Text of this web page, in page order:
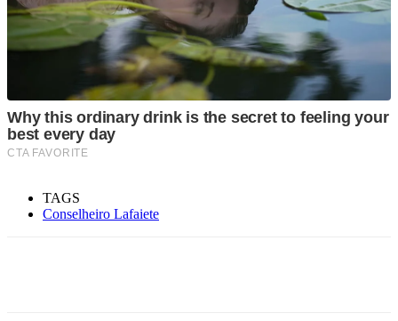
TAGS
Conselheiro Lafaiete